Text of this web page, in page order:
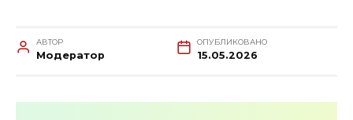
АВТОР
Модератор
ОПУБЛИКОВАНО
15.05.2026